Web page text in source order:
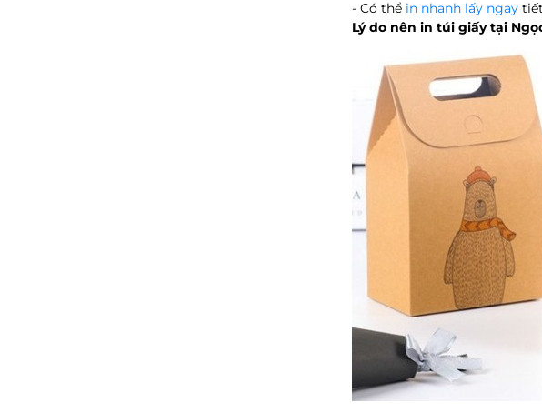
- Có thể in nhanh lấy ngay
Lý do nên in túi giấy tại